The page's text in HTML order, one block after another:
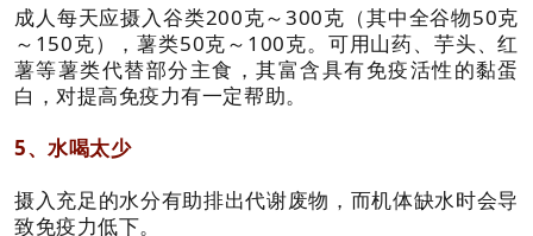
成人每天应摄入谷类200克～300克（其中全谷物50克
～150克），薯类50克～100克。可用山药、芋头、红
薯等薯类代替部分主食，其富含具有免疫活性的黏蛋
白，对提高免疫力有一定帮助。
5、水喝太少
摄入充足的水分有助排出代谢废物，而机体缺水时会导
致免疫力低下。